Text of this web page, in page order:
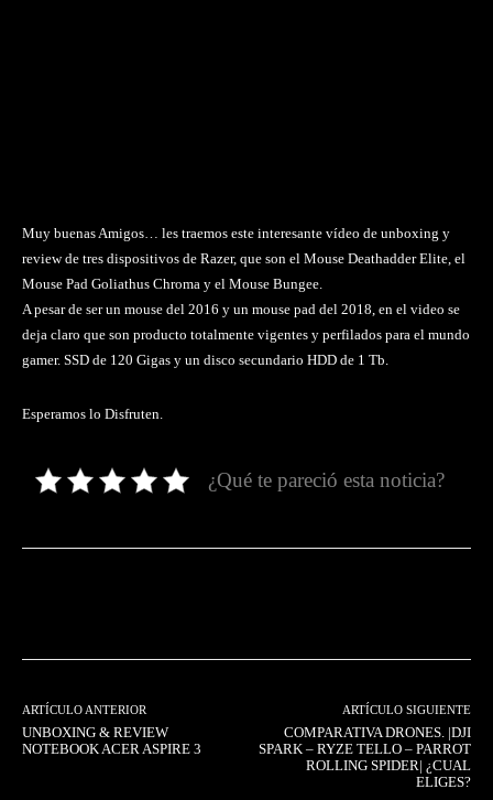
Muy buenas Amigos… les traemos este interesante vídeo de unboxing y
review de tres dispositivos de Razer, que son el Mouse Deathadder Elite, el
Mouse Pad Goliathus Chroma y el Mouse Bungee.
A pesar de ser un mouse del 2016 y un mouse pad del 2018, en el video se
deja claro que son producto totalmente vigentes y perfilados para el mundo
gamer. SSD de 120 Gigas y un disco secundario HDD de 1 Tb.
Esperamos lo Disfruten.
¿Qué te pareció esta noticia?
ARTÍCULO ANTERIOR
UNBOXING & REVIEW
NOTEBOOK ACER ASPIRE 3
ARTÍCULO SIGUIENTE
COMPARATIVA DRONES. |DJI
SPARK – RYZE TELLO – PARROT
ROLLING SPIDER| ¿CUAL
ELIGES?